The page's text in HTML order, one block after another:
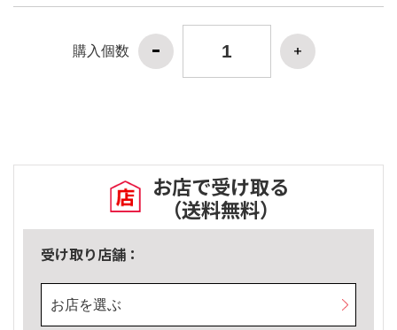
購入個数
お店で受け取る
（送料無料）
受け取り店舗：
お店を選ぶ